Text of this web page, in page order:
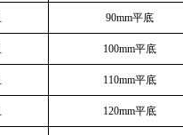
90mm平底
100mm平底
110mm平底
120mm平底